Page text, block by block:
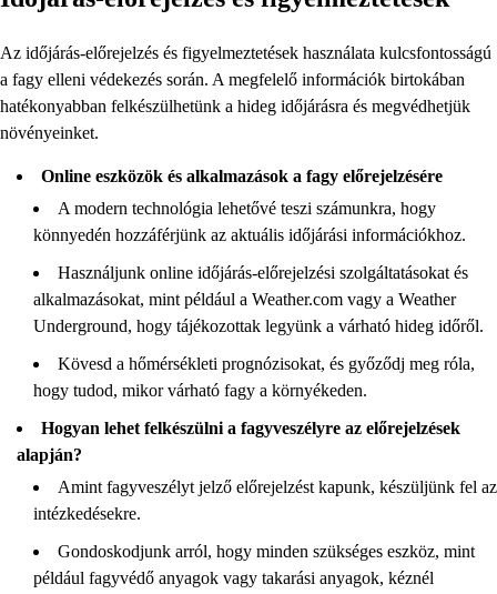
Az időjárás-előrejelzés és figyelmeztetések használata kulcsfontosságú
a fagy elleni védekezés során. A megfelelő információk birtokában
hatékonyabban felkészülhetünk a hideg időjárásra és megvédhetjük
növényeinket.
Online eszközök és alkalmazások a fagy előrejelzésére
A modern technológia lehetővé teszi számunkra, hogy
könnyedén hozzáférjünk az aktuális időjárási információkhoz.
Használjunk online időjárás-előrejelzési szolgáltatásokat és
alkalmazásokat, mint például a Weather.com vagy a Weather
Underground, hogy tájékozottak legyünk a várható hideg időről.
Kövesd a hőmérsékleti prognózisokat, és győződj meg róla,
hogy tudod, mikor várható fagy a környékeden.
Hogyan lehet felkészülni a fagyveszélyre az előrejelzések
alapján?
Amint fagyveszélyt jelző előrejelzést kapunk, készüljünk fel az
intézkedésekre.
Gondoskodjunk arról, hogy minden szükséges eszköz, mint
például fagyvédő anyagok vagy takarási anyagok, kéznél